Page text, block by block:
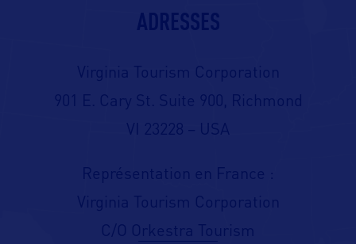
ADRESSES
Virginia Tourism Corporation
901 E. Cary St. Suite 900, Richmond
VI 23228 – USA
Représentation en France :
Virginia Tourism Corporation